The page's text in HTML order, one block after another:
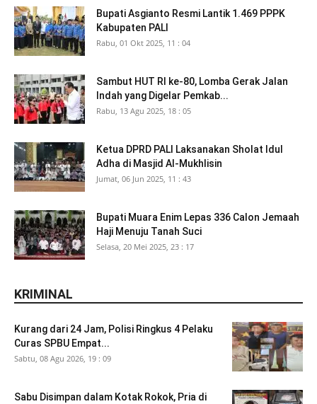
Bupati Asgianto Resmi Lantik 1.469 PPPK
Kabupaten PALI
Rabu, 01 Okt 2025, 11 : 04
Sambut HUT RI ke-80, Lomba Gerak Jalan
Indah yang Digelar Pemkab...
Rabu, 13 Agu 2025, 18 : 05
Ketua DPRD PALI Laksanakan Sholat Idul
Adha di Masjid Al-Mukhlisin
Jumat, 06 Jun 2025, 11 : 43
Bupati Muara Enim Lepas 336 Calon Jemaah
Haji Menuju Tanah Suci
Selasa, 20 Mei 2025, 23 : 17
KRIMINAL
Kurang dari 24 Jam, Polisi Ringkus 4 Pelaku
Curas SPBU Empat...
Sabtu, 08 Agu 2026, 19 : 09
Sabu Disimpan dalam Kotak Rokok, Pria di